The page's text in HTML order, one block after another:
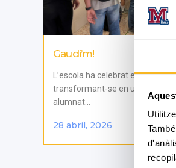
Gaudi’m!
L’escola ha celebrat el
transformant-se en un museu
alumnat...
28 abril, 2026